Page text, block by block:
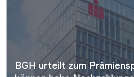
BGH urteilt zum